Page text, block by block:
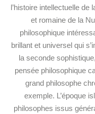
l’histoire intellectuelle de
et romaine de la
philosophique
brillant et universel qui
la seconde
pensée philosophique
grand philosophe
exemple. L’époque
philosophes issus